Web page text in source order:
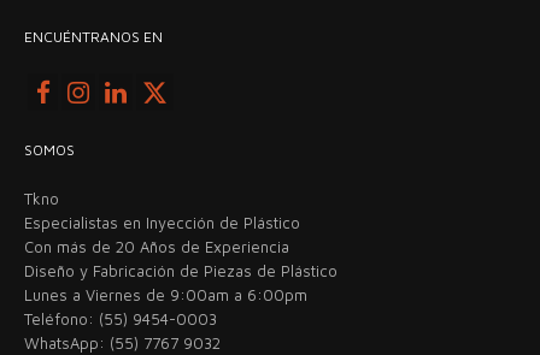
ENCUÉNTRANOS EN
SOMOS
Tkno
Especialistas en Inyección de Plástico
Con más de 20 Años de Experiencia
Diseño y Fabricación de Piezas de Plástico
Lunes a Viernes de 9:00am a 6:00pm
Teléfono: (55) 9454-0003
WhatsApp: (55) 7767 9032